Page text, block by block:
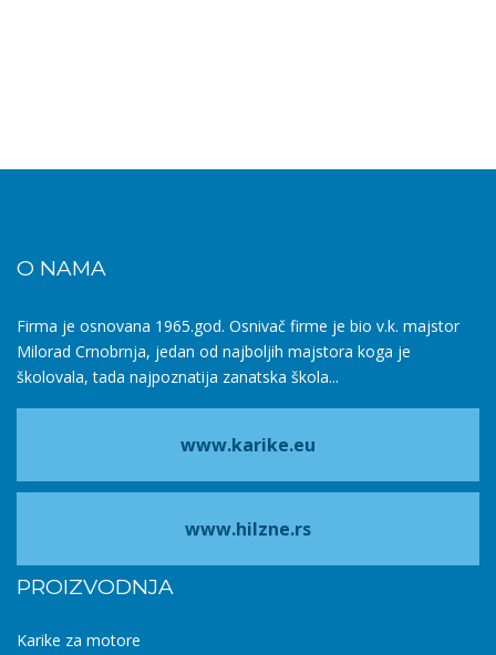
O NAMA
Firma je osnovana 1965.god. Osnivač firme je bio v.k. majstor
Milorad Crnobrnja, jedan od najboljih majstora koga je
školovala, tada najpoznatija zanatska škola...
www.karike.eu
www.hilzne.rs
PROIZVODNJA
Karike za motore